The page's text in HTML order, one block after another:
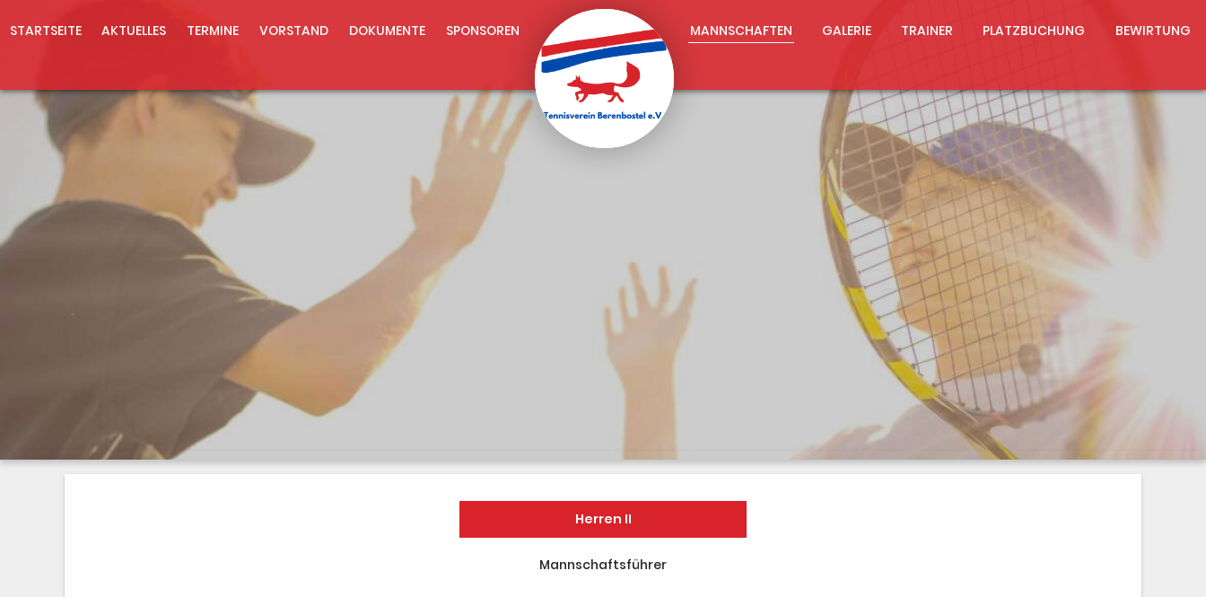
STARTSEITE AKTUELLES TERMINE VORSTAND DOKUMENTE SPONSOREN MANNSCHAFTEN GALERIE TRAINER PLATZBUCHUNG BEWIRTUNG
Herren II
Mannschaftsführer